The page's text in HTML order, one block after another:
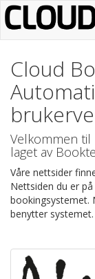
Gå
til
hovedinnhold
Cloud
Velkommen
laget av
Våre nettsider
Nettsiden du er
bookingsystemet.
benytter systemet.